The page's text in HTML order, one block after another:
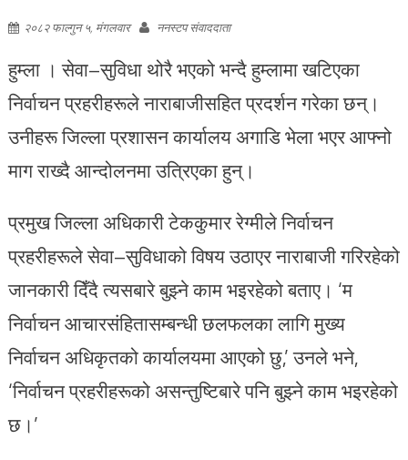
२०८२ फाल्गुन ५, मंगलवार ननस्टप संवाददाता
हुम्ला । सेवा–सुविधा थोरै भएको भन्दैहुम्लामा खटिएका
निर्वाचन प्रहरीहरूले नाराबाजीसहित प्रदर्शन गरेका छन्।
उनीहरू जिल्ला प्रशासन कार्यालय अगाडि भेला भएर आफ्नो
माग राख्दै आन्दोलनमा उत्रिएका हुन्।
प्रमुख जिल्ला अधिकारी टेककुमार रेग्मीले निर्वाचन
प्रहरीहरूले सेवा–सुविधाको विषय उठाएर नाराबाजी गरिरहेको
जानकारी दिँदै त्यसबारे बुझ्ने काम भइरहेको बताए। ‘म
निर्वाचन आचारसंहितासम्बन्धी छलफलका लागि मुख्य
निर्वाचन अधिकृतको कार्यालयमा आएको छु,’ उनले भने,
‘निर्वाचन प्रहरीहरूको असन्तुष्टिबारे पनि बुझ्ने काम भइरहेको
छ।’